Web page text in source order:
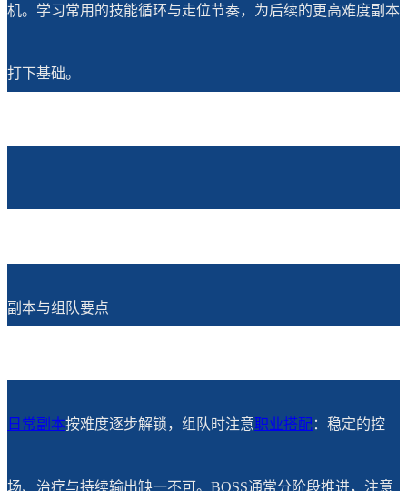
机。学习常用的技能循环与走位节奏，为后续的更高难度副本
打下基础。
副本与组队要点
日常副本按难度逐步解锁，组队时注意职业搭配：稳定的控
场、治疗与持续输出缺一不可。BOSS通常分阶段推进，注意